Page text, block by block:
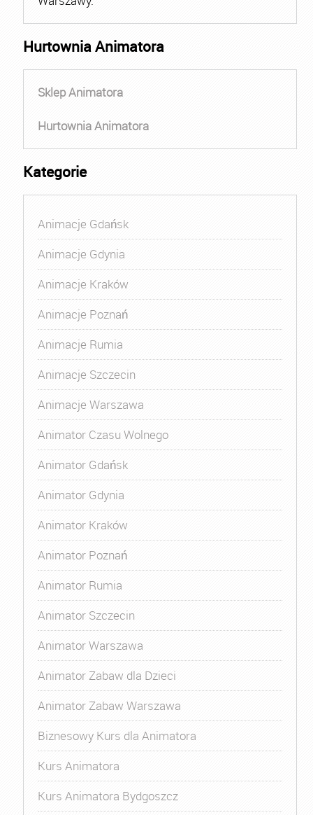
Hurtownia Animatora
Sklep Animatora
Hurtownia Animatora
Kategorie
Animacje Gdańsk
Animacje Gdynia
Animacje Kraków
Animacje Poznań
Animacje Rumia
Animacje Szczecin
Animacje Warszawa
Animator Czasu Wolnego
Animator Gdańsk
Animator Gdynia
Animator Kraków
Animator Poznań
Animator Rumia
Animator Szczecin
Animator Warszawa
Animator Zabaw dla Dzieci
Animator Zabaw Warszawa
Biznesowy Kurs dla Animatora
Kurs Animatora
Kurs Animatora Bydgoszcz